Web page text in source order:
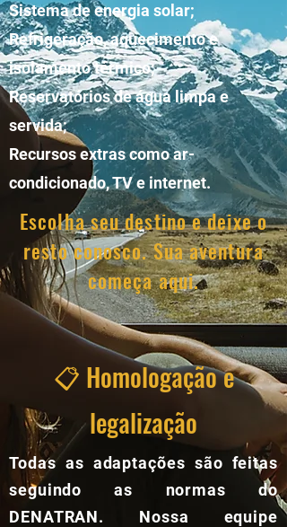
Sistema de energia solar;
Refrigeração, aquecimento e
isolamento térmico;
Reservatórios de água limpa e
servida;
Recursos extras como ar-
condicionado, TV e internet.
Escolha seu destino e deixe o
resto conosco. Sua aventura
começa aqui.
📋 Homologação e
legalização
Todas as adaptações são feitas
seguindo as normas do
DENATRAN. Nossa equipe